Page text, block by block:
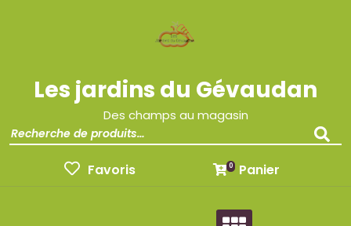
Les jardins du Gévaudan
Des champs au magasin
Favoris 0 Panier